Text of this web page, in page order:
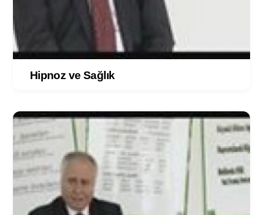
Hipnoz ve Sağlık